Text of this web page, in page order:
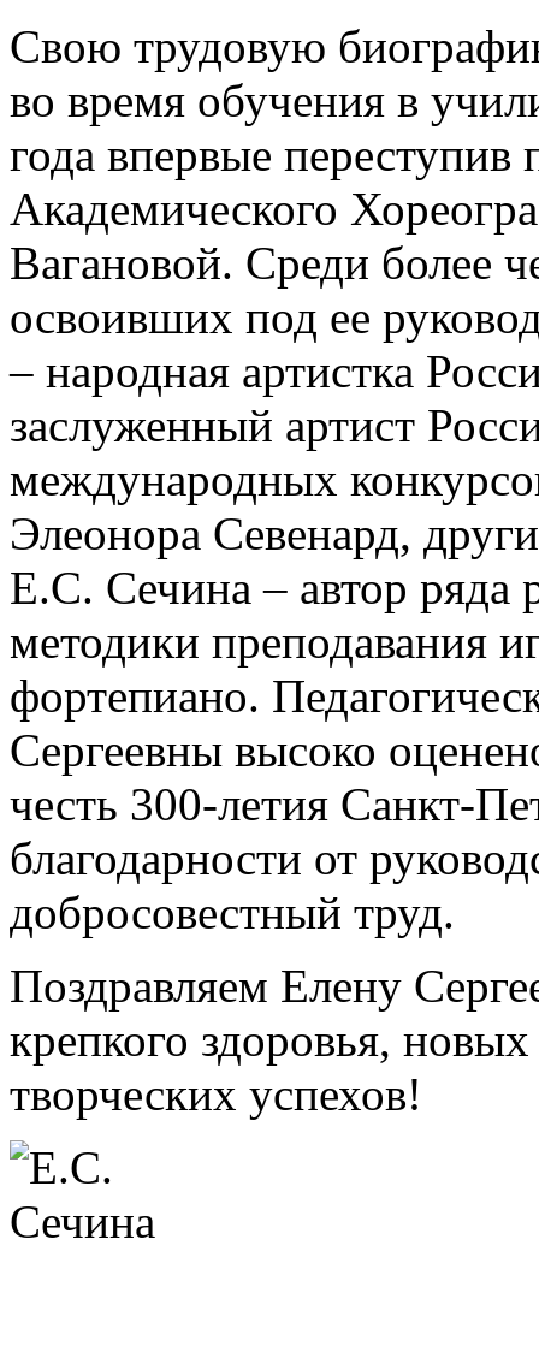
Свою трудовую
во время обучения в
года впервые переступив
Академического
Вагановой. Среди более
освоивших под ее
– народная артистка
заслуженный артист
международных
Элеонора Севенард,
Е.С. Сечина – автор ряда
методики преподавания
фортепиано.
Сергеевны высоко
честь 300-летия Санкт-
благодарности от
добросовестный труд.
Поздравляем Елену
крепкого здоровья,
творческих успехов!